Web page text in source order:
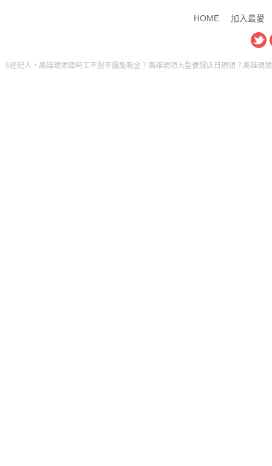
HOME 加入最愛
工不脫不露能吸金？高雄現領大型便服店日現領？高雄現領薪水的工作妳